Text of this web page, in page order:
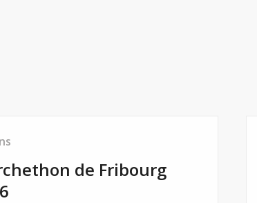
de Fribourg